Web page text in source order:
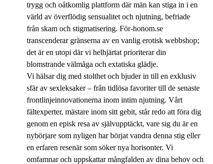
trygg och oåtkomlig plattform där män kan stiga in i en
värld av överflödig sensualitet och njutning, befriade
från skam och stigmatisering. För-honom.se
transcenderar gränserna av en vanlig erotisk webbshop;
det är en utopi där vi helhjärtat prioriterar din
blomstrande välmåga och extatiska glädje.
Vi hälsar dig med stolthet och bjuder in till en exklusiv
sfär av sexleksaker – från tidlösa favoriter till de senaste
frontlinjeinnovationerna inom intim njutning. Vårt
fältexperter, mästare inom sitt gebit, står redo att föra dig
genom en episk resa av självupptäckt, vare sig du är en
nybörjare som nyligen har börjat vandra denna stig eller
en erfaren resenär som söker nya horisonter. Vi
omfamnar och uppskattar mångfalden av dina behov och